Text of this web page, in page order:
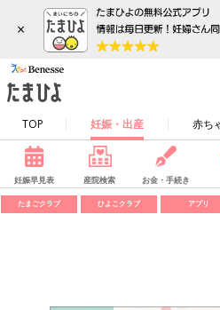
×
TOP 妊娠・出産 赤ち
妊娠早見表 産院検索 お金・手続き
たまごクラブ ひよこクラブ アプリ